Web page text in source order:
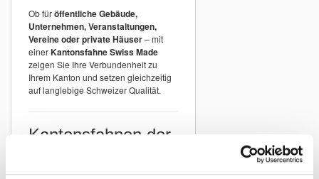
Ob füröffentliche Gebäude,
Unternehmen, Veranstaltungen,
Vereine oder private Häuser– mit
einerKantonsfahne Swiss Made
zeigen Sie Ihre Verbundenheit zu
Ihrem Kanton und setzen gleichzeitig
auf langlebige Schweizer Qualität.
Kantonsfahnen der
In unserem Sortiment finden Sie